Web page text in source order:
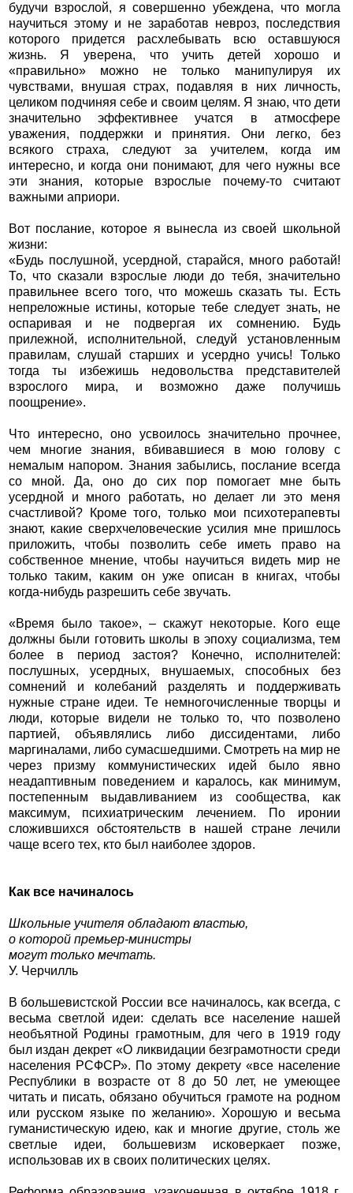
будучи взрослой, я совершенно убеждена, что могла
научиться этому и не заработав невроз, последствия
которого придется расхлебывать всю оставшуюся
жизнь. Я уверена, что учить детей хорошо и
«правильно» можно не только манипулируя их
чувствами, внушая страх, подавляя в них личность,
целиком подчиняя себе и своим целям. Я знаю, что дети
значительно эффективнее учатся в атмосфере
уважения, поддержки и принятия. Они легко, без
всякого страха, следуют за учителем, когда им
интересно, и когда они понимают, для чего нужны все
эти знания, которые взрослые почему-то считают
важными априори.
Вот послание, которое я вынесла из своей школьной
жизни:
«Будь послушной, усердной, старайся, много работай!
То, что сказали взрослые люди до тебя, значительно
правильнее всего того, что можешь сказать ты. Есть
непреложные истины, которые тебе следует знать, не
оспаривая и не подвергая их сомнению. Будь
прилежной, исполнительной, следуй установленным
правилам, слушай старших и усердно учись! Только
тогда ты избежишь недовольства представителей
взрослого мира, и возможно даже получишь
поощрение».
Что интересно, оно усвоилось значительно прочнее,
чем многие знания, вбивавшиеся в мою голову с
немалым напором. Знания забылись, послание всегда
со мной. Да, оно до сих пор помогает мне быть
усердной и много работать, но делает ли это меня
счастливой? Кроме того, только мои психотерапевты
знают, какие сверхчеловеческие усилия мне пришлось
приложить, чтобы позволить себе иметь право на
собственное мнение, чтобы научиться видеть мир не
только таким, каким он уже описан в книгах, чтобы
когда-нибудь разрешить себе звучать.
«Время было такое», – скажут некоторые. Кого еще
должны были готовить школы в эпоху социализма, тем
более в период застоя? Конечно, исполнителей:
послушных, усердных, внушаемых, способных без
сомнений и колебаний разделять и поддерживать
нужные стране идеи. Те немногочисленные творцы и
люди, которые видели не только то, что позволено
партией, объявлялись либо диссидентами, либо
маргиналами, либо сумасшедшими. Смотреть на мир не
через призму коммунистических идей было явно
неадаптивным поведением и каралось, как минимум,
постепенным выдавливанием из сообщества, как
максимум, психиатрическим лечением. По иронии
сложившихся обстоятельств в нашей стране лечили
чаще всего тех, кто был наиболее здоров.
Как все начиналось
Школьные учителя обладают властью,
о которой премьер-министры
могут только мечтать.
У. Черчилль
В большевистской России все начиналось, как всегда, с
весьма светлой идеи: сделать все население нашей
необъятной Родины грамотным, для чего в 1919 году
был издан декрет «О ликвидации безграмотности среди
населения РСФСР». По этому декрету «все население
Республики в возрасте от 8 до 50 лет, не умеющее
читать и писать, обязано обучиться грамоте на родном
или русском языке по желанию». Хорошую и весьма
гуманистическую идею, как и многие другие, столь же
светлые идеи, большевизм исковеркает позже,
использовав их в своих политических целях.